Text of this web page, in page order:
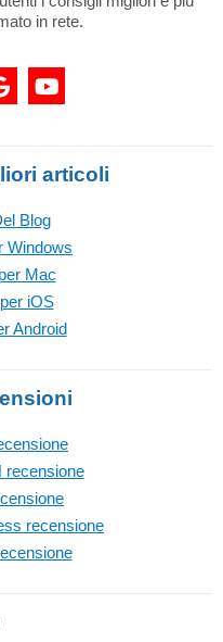
in rete.
articoli
Blog
Windows
Mac
iOS
Android
recensione
recensione